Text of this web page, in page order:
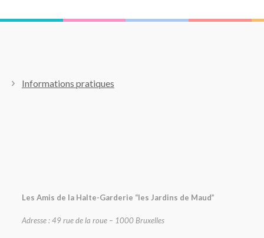
Informations pratiques
Les Amis de la Halte-Garderie “les Jardins de Maud”
Adresse : 49 rue de la roue – 1000 Bruxelles